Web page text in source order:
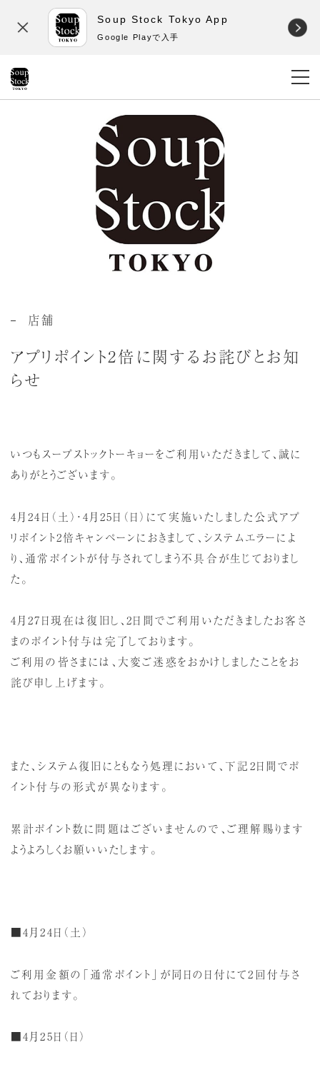
Soup Stock Tokyo App
Google Playで入手
店舗
アプリポイント2倍に関するお詫びとお知
らせ
いつもスープストックトーキョーをご利用いただきまして、誠に
ありがとうございます。
4月24日（土）・4月25日（日）にて実施いたしました公式アプ
リポイント2倍キャンペーンにおきまして、システムエラーによ
り、通常ポイントが付与されてしまう不具合が生じておりまし
た。
4月27日現在は復旧し、2日間でご利用いただきましたお客さ
まのポイント付与は完了しております。
ご利用の皆さまには、大変ご迷惑をおかけしましたことをお
詫び申し上げます。
また、システム復旧にともなう処理において、下記2日間でポ
イント付与の形式が異なります。
累計ポイント数に問題はございませんので、ご理解賜ります
ようよろしくお願いいたします。
■4月24日（土）
ご利用金額の「通常ポイント」が同日の日付にて2回付与さ
れております。
■4月25日（日）